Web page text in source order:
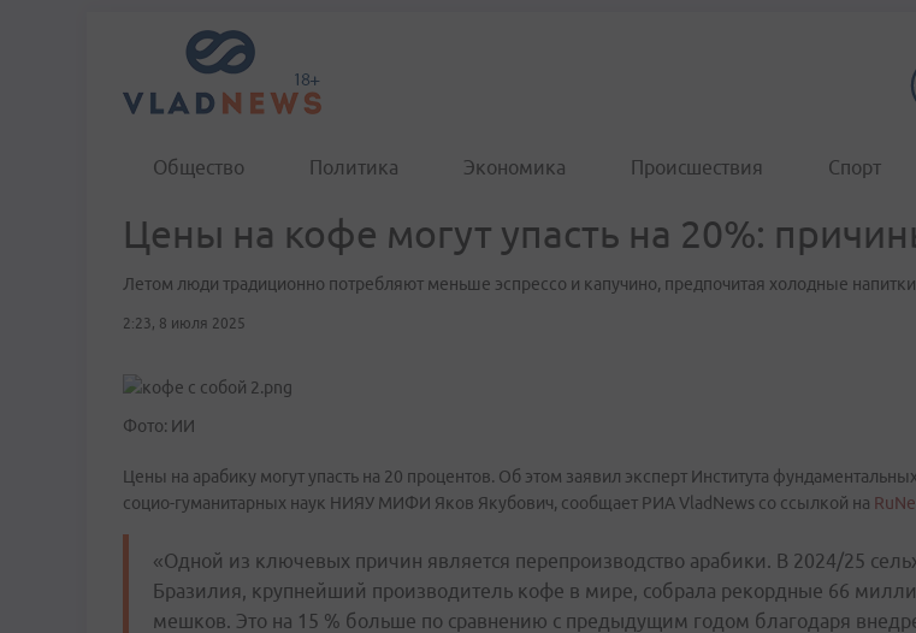
Общество Политика Экономика Происшествия Спорт
Цены на кофе могут упасть на 20%:
Летом люди традиционно потребляют меньше эспрессо и капучино, предпочитая холодные напитки
2:23, 8 июля 2025
Фото: ИИ
Цены на арабику могут упасть на 20 процентов. Об этом заявил эксперт Института
социо-гуманитарных наук НИЯУ МИФИ Яков Якубович, сообщает РИА VladNews со ссылкой на
«Одной из ключевых причин является перепроизводство арабики. В 2024/25
Бразилия, крупнейший производитель кофе в мире, собрала рекордные 66
мешков. Это на 15 % больше по сравнению с предыдущим годом благодаря